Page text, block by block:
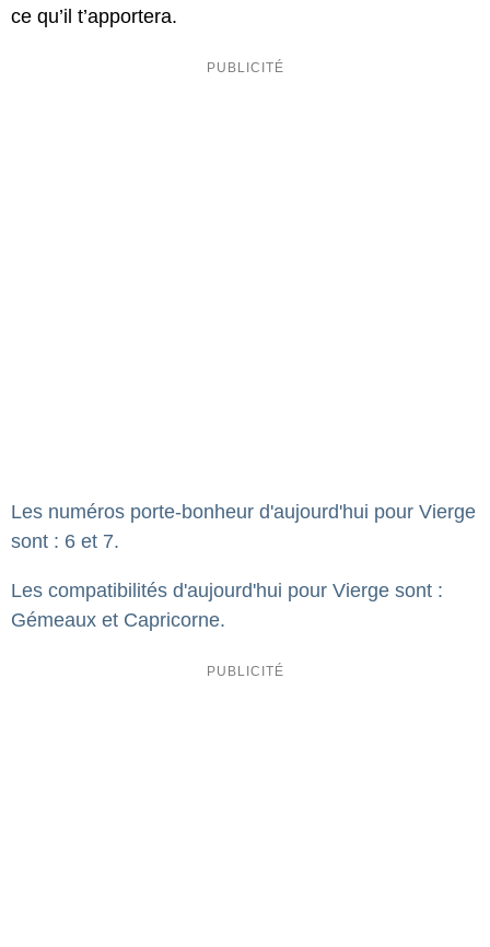
ce qu’il t’apportera.
Les numéros porte-bonheur d'aujourd'hui pour Vierge
sont : 6 et 7.
Les compatibilités d'aujourd'hui pour Vierge sont :
Gémeaux et Capricorne.